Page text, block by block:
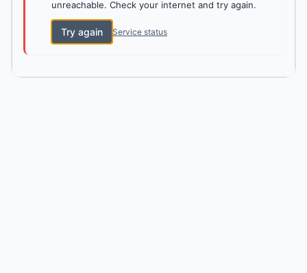
unreachable. Check your internet and try again.
Try again Service status